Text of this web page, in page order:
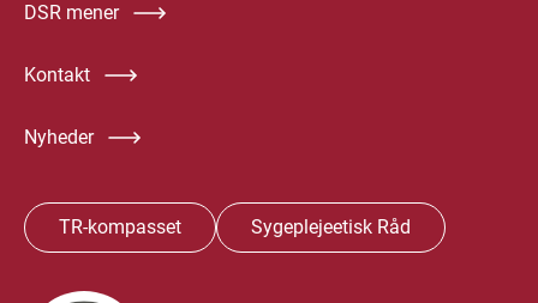
DSR mener
Kontakt
Nyheder
TR-kompasset Sygeplejeetisk Råd